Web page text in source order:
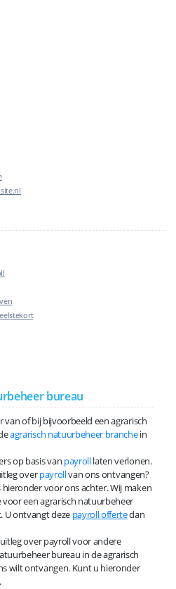
bureau
van of bij bijvoorbeeld een agrarisch
agrarisch natuurbeheer branchein
op basis van payrolllaten verlonen.
overpayrollvan ons ontvangen?
voor ons achter. Wij maken
een agrarisch natuurbeheer
U ontvangt deze payroll offertedan
over payroll voor andere
bureau in de agrarisch
wilt ontvangen. Kunt u hieronder